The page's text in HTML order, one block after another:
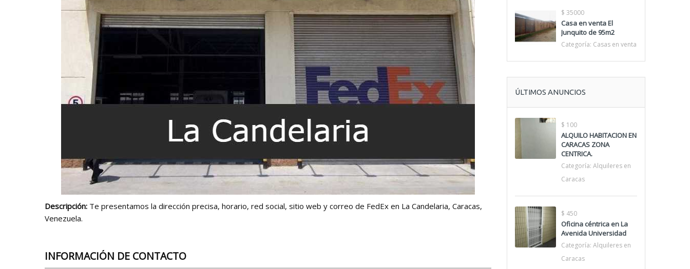
Descripción: Te presentamos la dirección precisa, horario, red social, sitio web y correo de FedEx en La Candelaria, Caracas,
Venezuela.
INFORMACIÓN DE CONTACTO
$ 35000
Casa en venta El
Junquito de 95m2
Categoría: Casas en venta
ÚLTIMOS ANUNCIOS
$ 100
ALQUILO HABITACION EN
CARACAS ZONA
CENTRICA.
Categoría: Alquileres en
Caracas
$ 450
Oficina céntrica en La
Avenida Universidad
Categoría: Alquileres en
Caracas